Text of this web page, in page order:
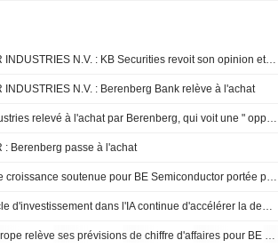
BE SEMICONDUCTOR INDUSTRIES N.V. : KB Securities revoit son opinion et passe à neutre
INDUSTRIES N.V. : Berenberg Bank relève à l'achat
BE Semiconductor Industries relevé à l'achat par Berenberg, qui voit une " opportunité » après la récente faiblesse du titre
: Berenberg passe à l'achat
Berenberg anticipe une croissance soutenue pour BE Semiconductor portée par la demande en IA ; les prévisions sont ajustées
BESI : T2 2026 : Le cycle d'investissement dans l'IA continue d'accélérer la demande pour le packaging avancé
AlphaValue/Baader Europe relève ses prévisions de chiffre d'affaires pour BE Semiconductor après les résultats du deuxième trimestre